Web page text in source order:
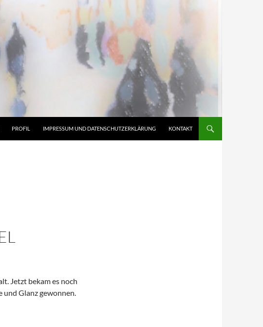
PROFIL IMPRESSUM UND DATENSCHUTZERKLÄRUNG KONTAKT
Jetzt bekam es noch
und Glanz gewonnen.